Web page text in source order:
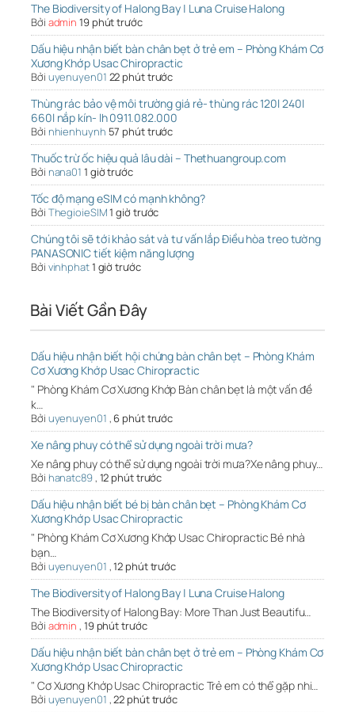
The Biodiversity of Halong Bay | Luna Cruise Halong
Bởi admin 19 phút trước
Dấu hiệu nhận biết bàn chân bẹt ở trẻ em – Phòng Khám Cơ
Xương Khớp Usac Chiropractic
Bởi uyenuyen01 22 phút trước
Thùng rác bảo vệ môi trường giá rẻ- thùng rác 120l 240l
660l nắp kín- lh 0911.082.000
Bởi nhienhuynh 57 phút trước
Thuốc trừ ốc hiệu quả lâu dài – Thethuangroup.com
Bởi nana01 1 giờ trước
Tốc độ mạng eSIM có mạnh không?
Bởi ThegioieSIM1 giờ trước
Chúng tôi sẽ tới khảo sát và tư vấn lắp Điều hòa treo tường
PANASONIC tiết kiệm năng lượng
Bởi vinhphat1 giờ trước
Bài Viết Gần Đây
Dấu hiệu nhận biết hội chứng bàn chân bẹt – Phòng Khám
Cơ Xương Khớp Usac Chiropractic
" Phòng Khám Cơ Xương Khớp Bàn chân bẹt là một vấn đề
k…
Bởi uyenuyen01 , 6 phút trước
Xe nâng phuy có thể sử dụng ngoài trời mưa?
Xe nâng phuy có thể sử dụng ngoài trời mưa?Xe nâng phuy…
Bởi hanatc89, 12 phút trước
Dấu hiệu nhận biết bé bị bàn chân bẹt – Phòng Khám Cơ
Xương Khớp Usac Chiropractic
" Phòng Khám Cơ Xương Khớp Usac Chiropractic Bé nhà
bạn…
Bởi uyenuyen01 ,12 phút trước
The Biodiversity of Halong Bay | Luna Cruise Halong
The Biodiversity of Halong Bay: More Than Just Beautifu…
Bởi admin , 19 phút trước
Dấu hiệu nhận biết bàn chân bẹt ở trẻ em – Phòng Khám Cơ
Xương Khớp Usac Chiropractic
" Cơ Xương Khớp Usac Chiropractic Trẻ em có thể gặp nhi…
Bởi uyenuyen01 ,22 phút trước